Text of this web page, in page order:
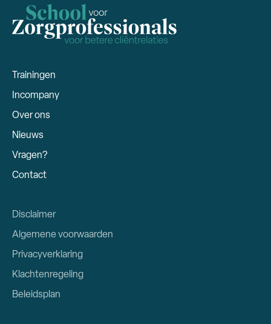
Trainingen
Incompany
Over ons
Nieuws
Vragen?
Contact
Disclaimer
Algemene voorwaarden
Privacyverklaring
Klachtenregeling
Beleidsplan